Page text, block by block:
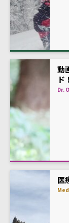
動
ド！
Dr.
医